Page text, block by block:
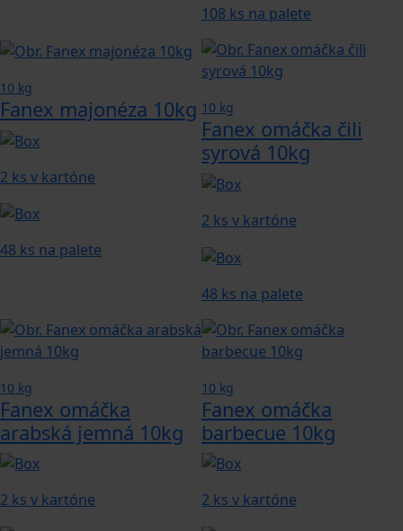
108 ks na palete
10 kg
Fanex majonéza 10kg
2 ks v kartóne
48 ks na palete
10 kg
Fanex omáčka čili
syrová 10kg
2 ks v kartóne
48 ks na palete
10 kg
Fanex omáčka
arabská jemná 10kg
2 ks v kartóne
10 kg
Fanex omáčka
barbecue 10kg
2 ks v kartóne